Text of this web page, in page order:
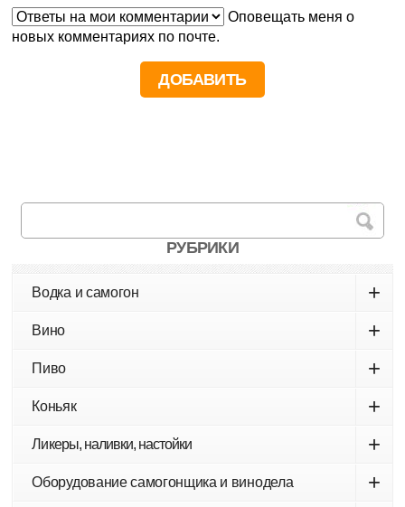
Оповещать меня о
новых комментариях по почте.
РУБРИКИ
Водка и самогон +
Вино +
Пиво +
Коньяк +
Ликеры, наливки, настойки +
Оборудование самогонщика и винодела +